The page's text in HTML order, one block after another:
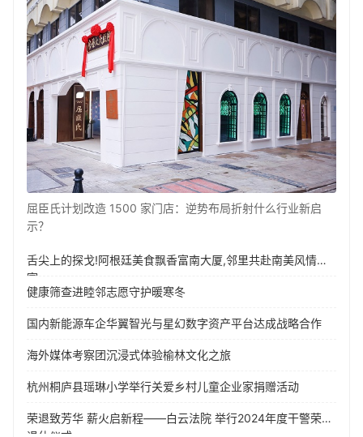
屈臣氏计划改造 1500 家门店：逆势布局折射什么行业新启
示？
舌尖上的探戈!阿根廷美食飘香富南大厦,邻里共赴南美风情盛
宴
健康筛查进睦邻志愿守护暖寒冬
国内新能源车企华翼智光与星幻数字资产平台达成战略合作
海外媒体考察团沉浸式体验榆林文化之旅
杭州桐庐县瑶琳小学举行关爱乡村儿童企业家捐赠活动
荣退致芳华 薪火启新程——白云法院 举行2024年度干警荣誉